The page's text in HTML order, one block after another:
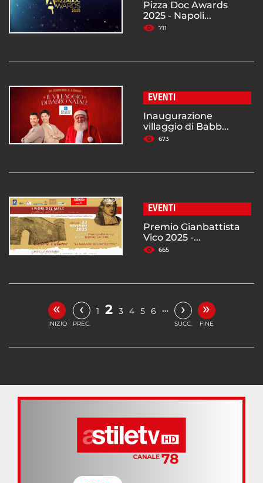
Pizza Doc Awards
2025 - Napoli...
711
EVENTI
Inaugurazione
villaggio di Babb...
673
EVENTI
Premio Gianbattista
Vico 2025 -...
665
«
INIZIO
‹
PREC.
1 2 3 4 5 6 … ›
SUCC.
»
FINE